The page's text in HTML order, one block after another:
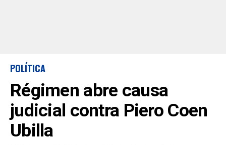
POLÍTICA
Régimen abre causa
judicial contra Piero Coen
Ubilla